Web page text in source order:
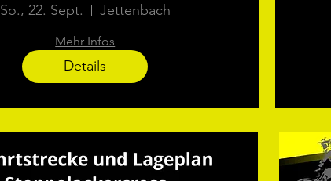
So., 22. Sept. Jettenbach
Mehr Infos
Details